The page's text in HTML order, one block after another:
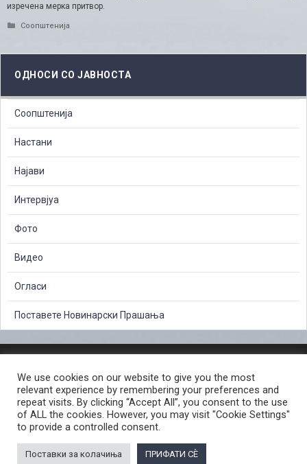
изречена мерка притвор.
Categories
Соопштенија
ОДНОСИ СО ЈАВНОСТА
Соопштенија
Настани
Најави
Интервјуа
Фото
Видео
Огласи
Поставете Новинарски Прашања
СЛОБОДЕН ПРИСТАП ДО ИНФОРМАЦИИ ОД ЈАВЕН КАРАКТЕР
ПОСТАПКА ЗА ПРИЈАВА НА КРИВИЧНО ДЕЛО
КОРИСНИ ЛИНКОВИ
ПОЛИТИКА ЗА ПРИВАТНОСТ ВЕБ СТРАНИЦА
© 2026 ЈАВНО ОБВИНИТЕЛСТВО НА РЕПУБЛИКА СЕВЕРНА МАКЕДОНИЈА •
We use cookies on our website to give you the most
relevant experience by remembering your preferences and
repeat visits. By clicking “Accept All”, you consent to the use
of ALL the cookies. However, you may visit "Cookie Settings"
to provide a controlled consent.
Поставки за колачиња ПРИФАТИ СÈ